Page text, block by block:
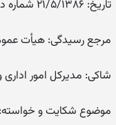
تاریخ: ۲۱/۵/۱۳۸۶ شماره دادنامه: ۳۵۱ کلاسه پرونده: ۸۴/۸۰۹
مرجع رسیدگی: هیأت
شاکی: مدیرکل امور
موضوع شکایت و خواسته: